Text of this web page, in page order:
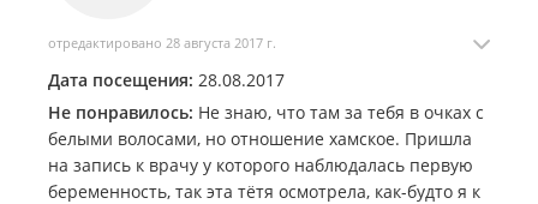
отредактировано 28 августа 2017 г.
Дата посещения: 28.08.2017
Не понравилось: Не знаю, что там за тебя в очках с
белыми волосами, но отношение хамское. Пришла
на запись к врачу у которого наблюдалась первую
беременность, так эта тётя осмотрела, как-будто я к